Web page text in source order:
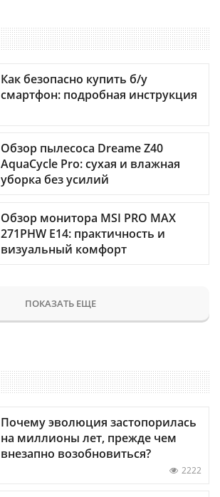
Как безопасно купить б/у
смартфон: подробная инструкция
Обзор пылесоса Dreame Z40
AquaCycle Pro: сухая и влажная
уборка без усилий
Обзор монитора MSI PRO MAX
271PHW E14: практичность и
визуальный комфорт
ПОКАЗАТЬ ЕЩЕ
Почему эволюция застопорилась
на миллионы лет, прежде чем
внезапно возобновиться?
2222